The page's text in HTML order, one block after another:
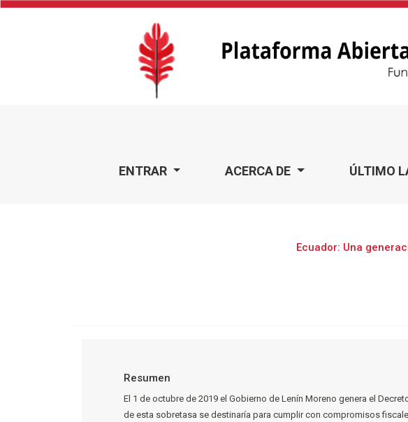
ENTRAR ACERCA DE ÚLTIMO
Ecuador: Una
Resumen
El 1 de octubre de 2019 el Gobierno de Lenín Moreno genera el
de esta sobretasa se destinaría para cumplir con compromisos